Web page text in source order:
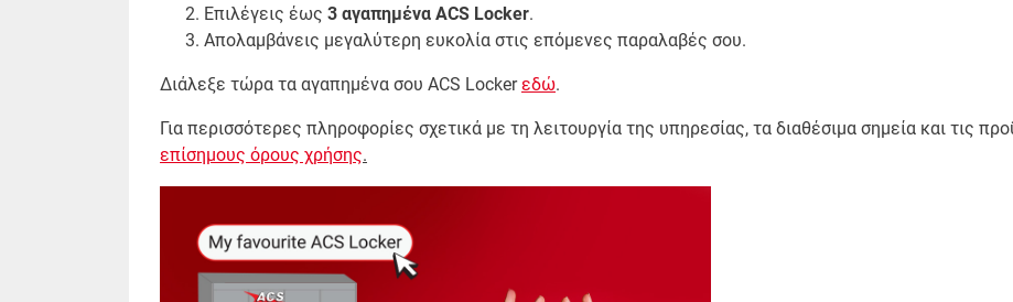
Επιλέγεις έως 3 αγαπημένα ACS Locker.
Απολαμβάνεις μεγαλύτερη ευκολία στις επόμενες παραλαβές σου.
Διάλεξε τώρα τα αγαπημένα σου ACS Lockerεδώ.
Για περισσότερες πληροφορίες σχετικά με τη λειτουργία της υπηρεσίας, τα διαθέσιμα σημεία και τις
επίσημους όρους χρήσης.